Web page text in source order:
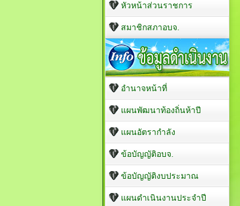
หัวหน้าส่วนราชการ
สมาชิกสภาอบจ.
อำนาจหน้าที่
แผนพัฒนาท้องถิ่นห้าปี
แผนอัตรากำลัง
ข้อบัญญัติอบจ.
ข้อบัญญัติงบประมาณ
แผนดำเนินงานประจำปี